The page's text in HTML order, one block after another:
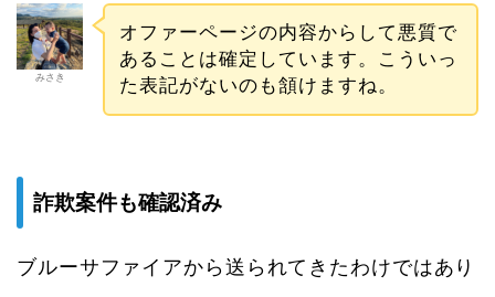
みさき
オファーページの内容からして悪質で
あることは確定しています。こういっ
た表記がないのも頷けますね。
詐欺案件も確認済み
ブルーサファイアから送られてきたわけではあり